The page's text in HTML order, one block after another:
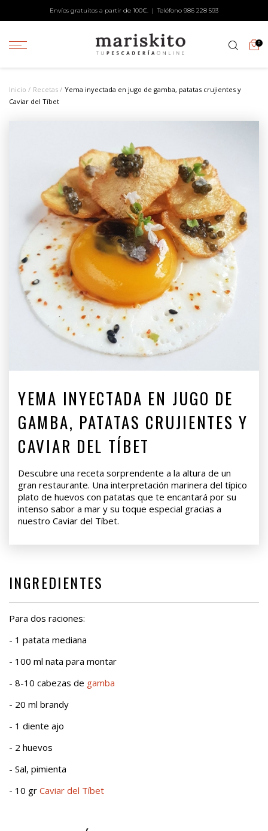
Envíos gratuitos a partir de 100€. | Teléfono 986 228 593
0
Inicio Recetas
Yema inyectada en jugo de gamba, patatas crujientes y
Caviar del Tíbet
YEMA INYECTADA EN JUGO DE
GAMBA, PATATAS CRUJIENTES Y
CAVIAR DEL TÍBET
Descubre una receta sorprendente a la altura de un
gran restaurante. Una interpretación marinera del típico
plato de huevos con patatas que te encantará por su
intenso sabor a mar y su toque especial gracias a
nuestro Caviar del Tíbet.
INGREDIENTES
Para dos raciones:
- 1 patata mediana
- 100 ml nata para montar
- 8-10 cabezas de gamba
- 20 ml brandy
- 1 diente ajo
- 2 huevos
- Sal, pimienta
- 10 gr Caviar del Tíbet